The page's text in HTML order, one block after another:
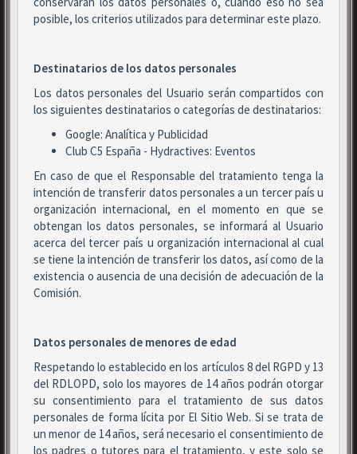
posible, los criterios utilizados para determinar este plazo.
Destinatarios de los datos personales
Los datos personales del Usuario serán compartidos con
los siguientes destinatarios o categorías de destinatarios:
Google: Analítica y Publicidad
Club C5 España - Hydractives: Eventos
En caso de que el Responsable del tratamiento tenga la
intención de transferir datos personales a un tercer país u
organización internacional, en el momento en que se
obtengan los datos personales, se informará al Usuario
acerca del tercer país u organización internacional al cual
se tiene la intención de transferir los datos, así como de la
existencia o ausencia de una decisión de adecuación de la
Comisión.
Datos personales de menores de edad
Respetando lo establecido en los artículos 8 del RGPD y 13
del RDLOPD, solo los mayores de 14 años podrán otorgar
su consentimiento para el tratamiento de sus datos
personales de forma lícita por El Sitio Web. Si se trata de
un menor de 14 años, será necesario el consentimiento de
los padres o tutores para el tratamiento, y este solo se